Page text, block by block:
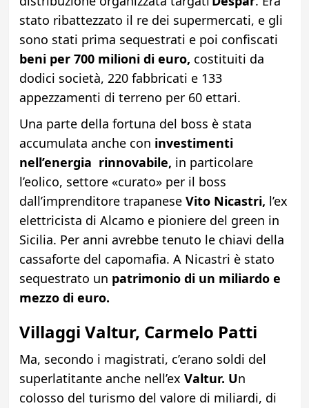
stato ribattezzato il re dei supermercati, e gli
sono stati prima sequestrati e poi confiscati
beni per 700 milioni di euro, costituiti da
dodici società, 220 fabbricati e 133
appezzamenti di terreno per 60 ettari.
Una parte della fortuna del boss è stata
accumulata anche con investimenti
nell’energia rinnovabile, in particolare
l’eolico, settore «curato» per il boss
dall’imprenditore trapanese Vito Nicastri, l’ex
elettricista di Alcamo e pioniere del green in
Sicilia. Per anni avrebbe tenuto le chiavi della
cassaforte del capomafia. A Nicastri è stato
sequestrato un patrimonio di un miliardo e
mezzo di euro.
Villaggi Valtur, Carmelo Patti
Ma, secondo i magistrati, c’erano soldi del
superlatitante anche nell’ex Valtur. Un
colosso del turismo del valore di miliardi, di